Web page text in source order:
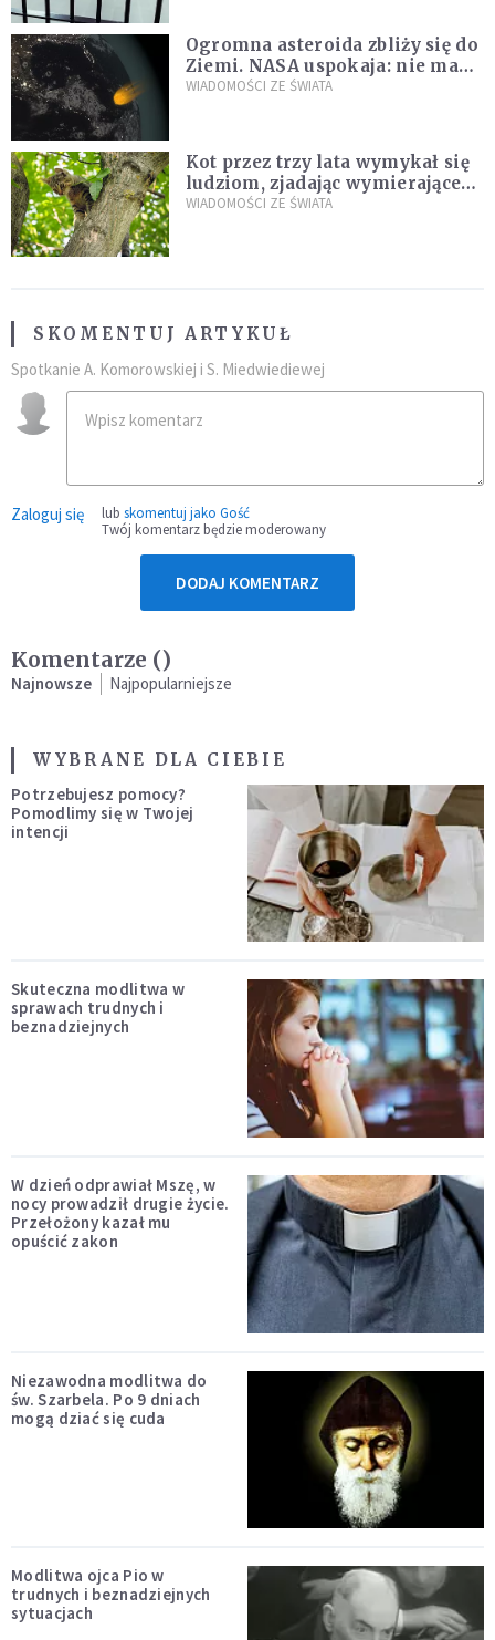
Ogromna asteroida zbliży się do
Ziemi. NASA uspokaja: nie ma
zagrożenia
WIADOMOŚCI ZE ŚWIATA
Kot przez trzy lata wymykał się
ludziom, zjadając wymierające
kaczki. W końcu popełnił
WIADOMOŚCI ZE ŚWIATA
SKOMENTUJ ARTYKUŁ
Spotkanie A. Komorowskiej i S. Miedwiediewej
Zaloguj się lub skomentuj jako Gość
Twój komentarz będzie moderowany
DODAJ KOMENTARZ
Komentarze ()
Najnowsze Najpopularniejsze
WYBRANE DLA CIEBIE
Potrzebujesz pomocy?
Pomodlimy się w Twojej
intencji
Skuteczna modlitwa w
sprawach trudnych i
beznadziejnych
W dzień odprawiał Mszę, w
nocy prowadził drugie życie.
Przełożony kazał mu
opuścić zakon
Niezawodna modlitwa do
św. Szarbela. Po 9 dniach
mogą dziać się cuda
Modlitwa ojca Pio w
trudnych i beznadziejnych
sytuacjach